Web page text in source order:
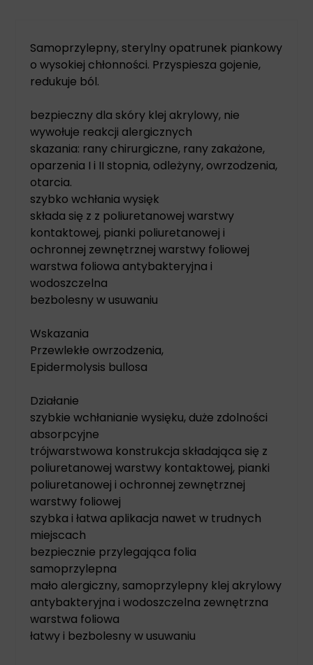
Samoprzylepny, sterylny opatrunek piankowy
o wysokiej chłonności. Przyspiesza gojenie,
redukuje ból.
bezpieczny dla skóry klej akrylowy, nie
wywołuje reakcji alergicznych
skazania: rany chirurgiczne, rany zakażone,
oparzenia I i II stopnia, odleżyny, owrzodzenia,
otarcia.
szybko wchłania wysięk
składa się z z poliuretanowej warstwy
kontaktowej, pianki poliuretanowej i
ochronnej zewnętrznej warstwy foliowej
warstwa foliowa antybakteryjna i
wodoszczelna
bezbolesny w usuwaniu
Wskazania
Przewlekłe owrzodzenia,
Epidermolysis bullosa
Działanie
szybkie wchłanianie wysięku, duże zdolności
absorpcyjne
trójwarstwowa konstrukcja składająca się z
poliuretanowej warstwy kontaktowej, pianki
poliuretanowej i ochronnej zewnętrznej
warstwy foliowej
szybka i łatwa aplikacja nawet w trudnych
miejscach
bezpiecznie przylegająca folia
samoprzylepna
mało alergiczny, samoprzylepny klej akrylowy
antybakteryjna i wodoszczelna zewnętrzna
warstwa foliowa
łatwy i bezbolesny w usuwaniu